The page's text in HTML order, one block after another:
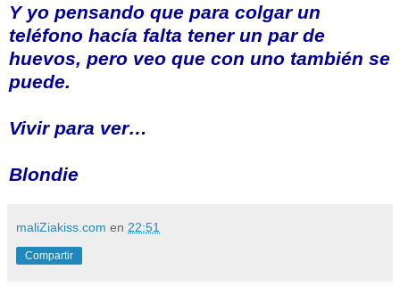
Y yo pensando que para colgar un
teléfono hacía falta tener un par de
huevos, pero veo que con uno también se
puede.
Vivir para ver…
Blondie
maliZiakiss.com en 22:51
Compartir